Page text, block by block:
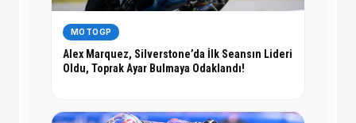
MOTOGP
Alex Marquez, Silverstone’da İlk Seansın Lideri
Oldu, Toprak Ayar Bulmaya Odaklandı!